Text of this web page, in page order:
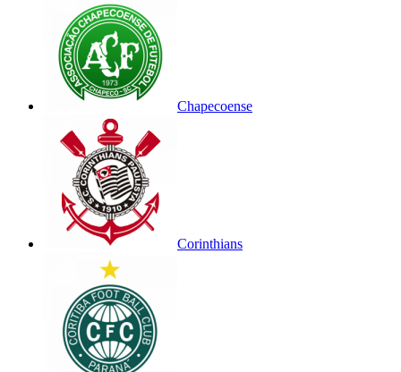
Chapecoense
Corinthians